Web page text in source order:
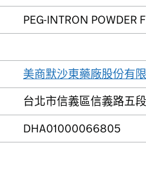
PEG-INTRON POWDER
美商默沙東藥廠股份有
台北市信義區信義路五
DHA01000066805